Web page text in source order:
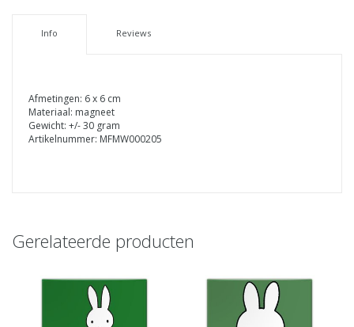
Info Reviews
Afmetingen: 6 x 6 cm
Materiaal: magneet
Gewicht: +/- 30 gram
Artikelnummer: MFMW000205
Gerelateerde producten